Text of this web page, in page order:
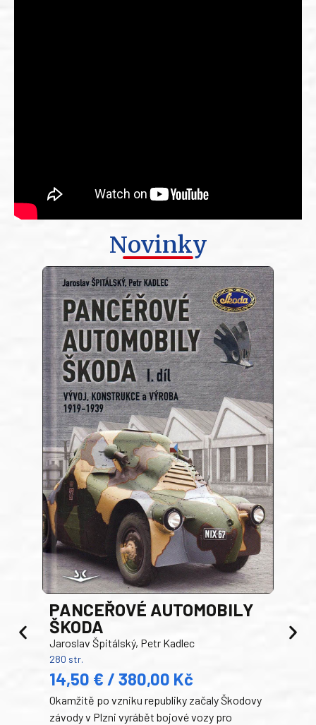
Novinky
PANCEŘOVÉ AUTOMOBILY
ŠKODA
Jaroslav Špitálský, Petr Kadlec
280 str.
14,50 € / 380,00 Kč
Okamžitě po vzniku republiky začaly Škodovy
závody v Plzni vyrábět bojové vozy pro